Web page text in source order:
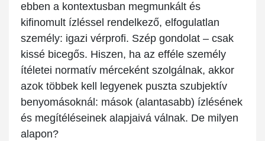
ebben a kontextusban megmunkált és
kifinomult ízléssel rendelkező, elfogulatlan
személy: igazi vérprofi. Szép gondolat – csak
kissé bicegős. Hiszen, ha az efféle személy
ítéletei normatív mérceként szolgálnak, akkor
azok többek kell legyenek puszta szubjektív
benyomásoknál: mások (alantasabb) ízlésének
és megítéléseinek alapjaivá válnak. De milyen
alapon?